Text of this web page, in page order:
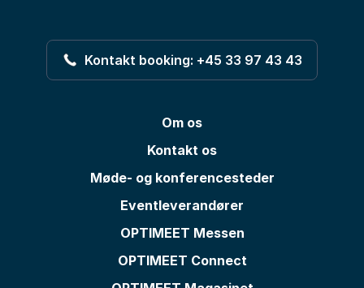
Kontakt booking: +45 33 97 43 43
Om os
Kontakt os
Møde- og konferencesteder
Eventleverandører
OPTIMEET Messen
OPTIMEET Connect